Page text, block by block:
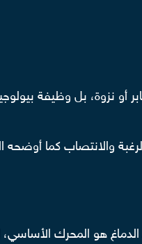
نزوة، بل وظيفة
والانتصاب كما
الدماغ هو المحرك